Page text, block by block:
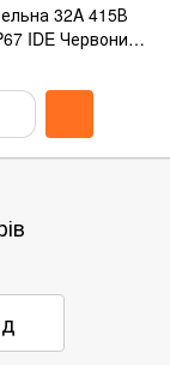
32A 415В
IDE Червоний